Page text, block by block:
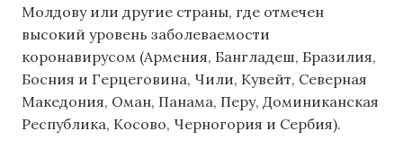
Молдову или другие страны, где отмечен
высокий уровень заболеваемости
коронавирусом (Армения, Бангладеш, Бразилия,
Босния и Герцеговина, Чили, Кувейт, Северная
Македония, Оман, Панама, Перу, Доминиканская
Республика, Косово, Черногория и Сербия).